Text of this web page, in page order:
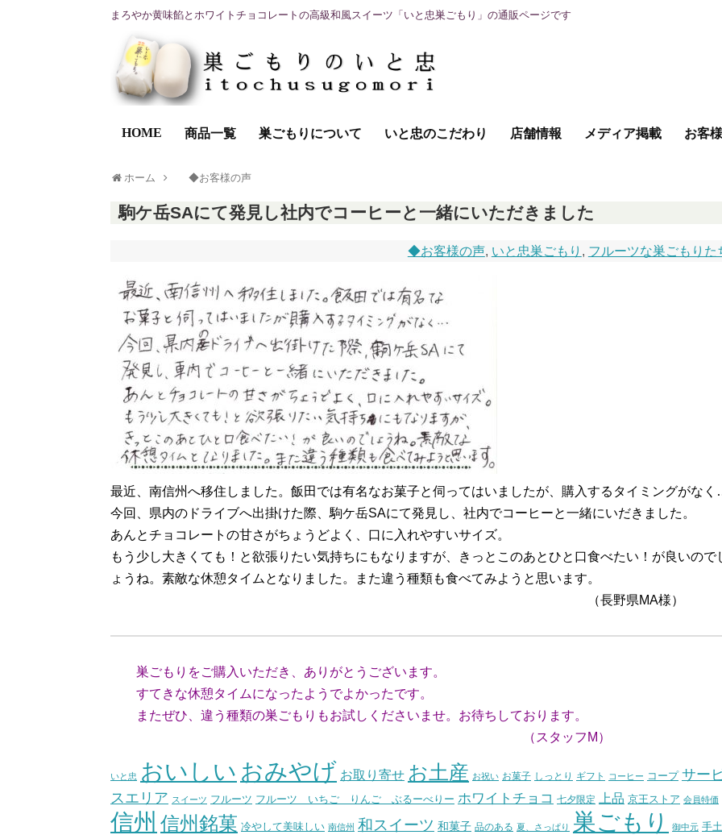
まろやか黄味餡とホワイトチョコレートの高級和風スイーツ「いと忠巣ごもり」の通販ページです
HOME 商品一覧 巣ごもりについて いと忠のこだわり 店舗情報 メディア掲載 お客
ホーム ◆お客様の声
駒ケ岳SAにて発見し社内でコーヒーと一緒にいただきました
◆お客様の声, いと忠巣ごもり , フルーツな巣ごもりた
最近、南信州へ移住しました。飯田では有名なお菓子と伺ってはいましたが、購入するタイミングがな
今回、県内のドライブへ出掛けた際、駒ケ岳SAにて発見し、社内でコーヒーと一緒にいだきました。
あんとチョコレートの甘さがちょうどよく、口に入れやすいサイズ。
もう少し大きくても！と欲張りたい気持ちにもなりますが、きっとこのあとひと口食べたい！が良いので
ょうね。素敵な休憩タイムとなりました。また違う種類も食べてみようと思います。
（長野県MA様）
巣ごもりをご購入いただき、ありがとうございます。
すてきな休憩タイムになったようでよかったです。
またぜひ、違う種類の巣ごもりもお試しくださいませ。お待ちしております。
（スタッフM）
いと忠 おいしい おみやげ お取り寄せ お土産 お祝い お菓子 しっとり ギフト コーヒー コープ サー
スエリア スイーツ フルーツ フルーツ いちご りんご ぶるーべりー ホワイトチョコ 七夕限定 上品 京王ストア 会員特価
信州 信州銘菓 冷やして美味しい 南信州 和スイーツ 和菓子 品のある 夏、さっぱり 巣ごもり 御中元 手